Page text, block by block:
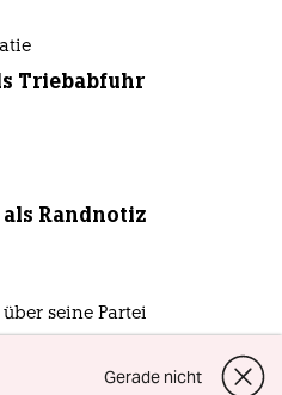
Triebabfuhr
Randnotiz
seine Partei
Gerade nicht